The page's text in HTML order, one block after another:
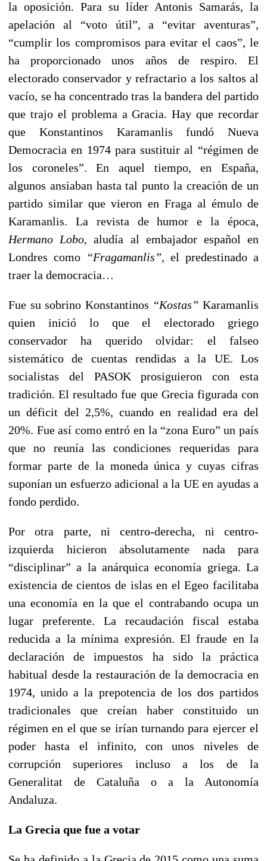
la oposición. Para su líder Antonis Samarás, la
apelación al “voto útil”, a “evitar aventuras”,
“cumplir los compromisos para evitar el caos”, le
ha proporcionado unos años de respiro. El
electorado conservador y refractario a los saltos al
vacío, se ha concentrado tras la bandera del partido
que trajo el problema a Gracia. Hay que recordar
que Konstantinos Karamanlis fundó Nueva
Democracia en 1974 para sustituir al “régimen de
los coroneles”. En aquel tiempo, en España,
algunos ansiaban hasta tal punto la creación de un
partido similar que vieron en Fraga al émulo de
Karamanlis. La revista de humor e la época,
Hermano Lobo, aludía al embajador español en
Londres como “Fragamanlis”, el predestinado a
traer la democracia…
Fue su sobrino Konstantinos “Kostas” Karamanlis
quien inició lo que el electorado griego
conservador ha querido olvidar: el falseo
sistemático de cuentas rendidas a la UE. Los
socialistas del PASOK prosiguieron con esta
tradición. El resultado fue que Grecia figurada con
un déficit del 2,5%, cuando en realidad era del
20%. Fue así como entró en la “zona Euro” un país
que no reunía las condiciones requeridas para
formar parte de la moneda única y cuyas cifras
suponían un esfuerzo adicional a la UE en ayudas a
fondo perdido.
Por otra parte, ni centro-derecha, ni centro-
izquierda hicieron absolutamente nada para
“disciplinar” a la anárquica economía griega. La
existencia de cientos de islas en el Egeo facilitaba
una economía en la que el contrabando ocupa un
lugar preferente. La recaudación fiscal estaba
reducida a la mínima expresión. El fraude en la
declaración de impuestos ha sido la práctica
habitual desde la restauración de la democracia en
1974, unido a la prepotencia de los dos partidos
tradicionales que creían haber constituido un
régimen en el que se irían turnando para ejercer el
poder hasta el infinito, con unos niveles de
corrupción superiores incluso a los de la
Generalitat de Cataluña o a la Autonomía
Andaluza.
La Grecia que fue a votar